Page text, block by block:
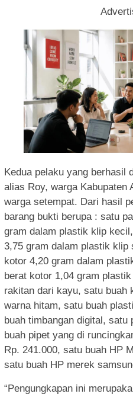
Kedua pelaku yang berhasil
alias Roy, warga Kabupaten
warga setempat. Dari hasil
barang bukti berupa : satu
gram dalam plastik klip
3,75 gram dalam plastik klip
kotor 4,20 gram dalam
berat kotor 1,04 gram
rakitan dari kayu, satu buah
warna hitam, satu buah
buah timbangan digital,
buah pipet yang di
Rp. 241.000, satu buah HP
satu buah HP merek
“Pengungkapan ini